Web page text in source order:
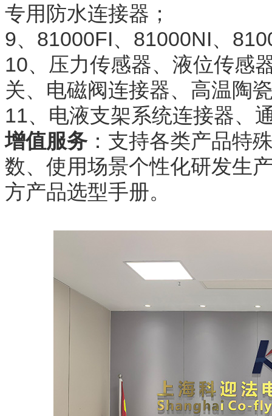
专用防水连接器；
9、81000FI、81000NI、
10、压力传感器、液位传感
关、电磁阀连接器、高温陶
11、电液支架系统连接器、
增值服务：支持各类产品特
数、使用场景个性化研发生
方产品选型手册。